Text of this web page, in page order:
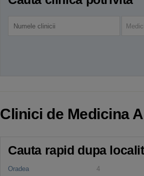
Clinici de Medicina
Cauta rapid dupa
Oradea 4